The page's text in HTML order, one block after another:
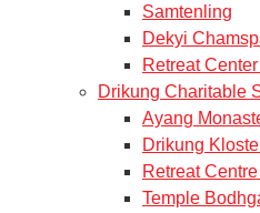
Samtenling
Dekyi
Retreat
Drikung Charitable
Ayang
Drikung
Retreat
Temple